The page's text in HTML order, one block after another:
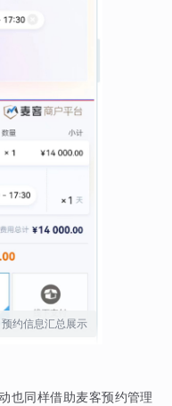
预约信息汇总展示
也同样借助麦客预约管理